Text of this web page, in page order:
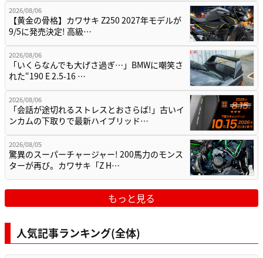
2026/08/06
【黄金の骨格】カワサキ Z250 2027年モデルが
9/5に発売決定! 高級…
2026/08/06
「いくらなんでも大げさ過ぎ…」BMWに嘲笑さ
れた“190 E 2.5-16 …
2026/08/06
「会話が途切れるストレスとおさらば!」古いイ
ンカムの下取りで最新ハイブリッド…
2026/08/05
驚異のスーパーチャージャー! 200馬力のモンス
ターが再び。カワサキ「Z H…
もっと見る
人気記事ランキング(全体)